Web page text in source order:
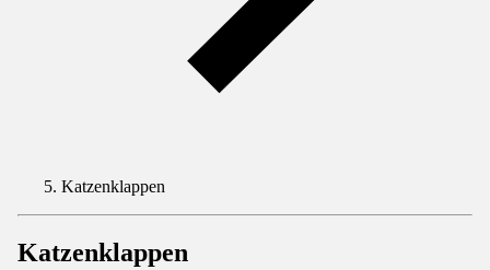
Katzenklappen
Katzenklappen